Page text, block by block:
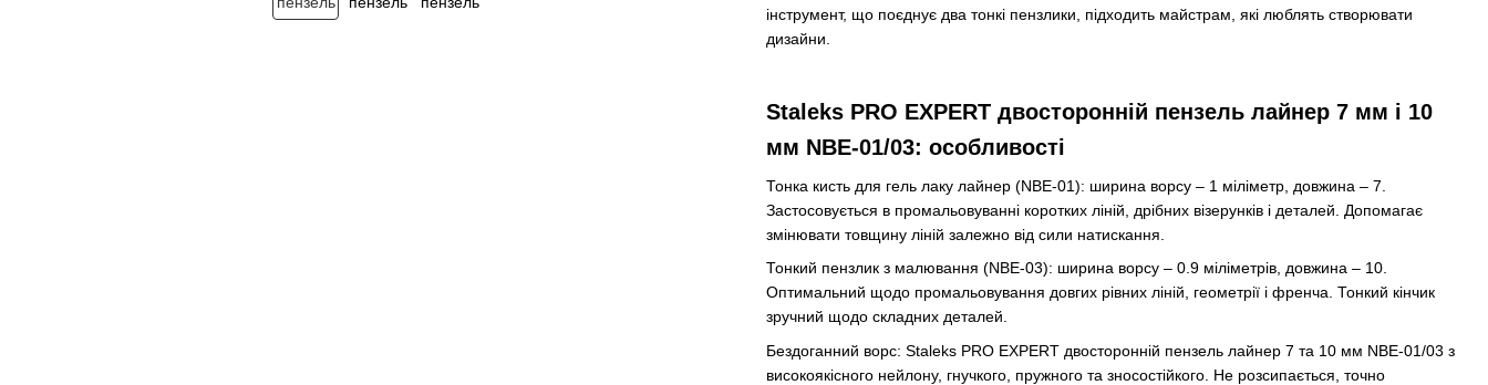
інструмент, що поєднує два тонкі пензлики, підходить майстрам, які люблять створювати
дизайни.
Staleks PRO EXPERT двосторонній пензель лайнер 7 мм і 10
мм NBE-01/03: особливості
Тонка кисть для гель лаку лайнер (NBE-01): ширина ворсу – 1 міліметр, довжина – 7.
Застосовується в промальовуванні коротких ліній, дрібних візерунків і деталей. Допомагає
змінювати товщину ліній залежно від сили натискання.
Тонкий пензлик з малювання (NBE-03): ширина ворсу – 0.9 міліметрів, довжина – 10.
Оптимальний щодо промальовування довгих рівних ліній, геометрії і френча. Тонкий кінчик
зручний щодо складних деталей.
Бездоганний ворс: Staleks PRO EXPERT двосторонній пензель лайнер 7 та 10 мм NBE-01/03 з
високоякісного нейлону, гнучкого, пружного та зносостійкого. Не розсипається, точно